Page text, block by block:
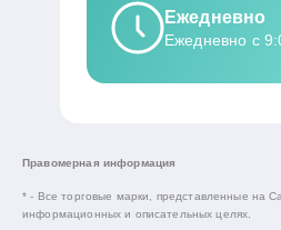
Ежедневно
Ежедневно с
Правомерная информация
* - Все торговые марки, представленные на
информационных и описательных целях.